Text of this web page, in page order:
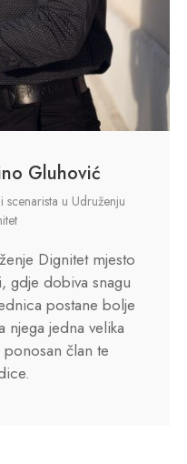
Gluhović
scenarista u Udruženju
Dignitet mjesto
gdje dobiva snagu
postane bolje
njega jedna velika
član te